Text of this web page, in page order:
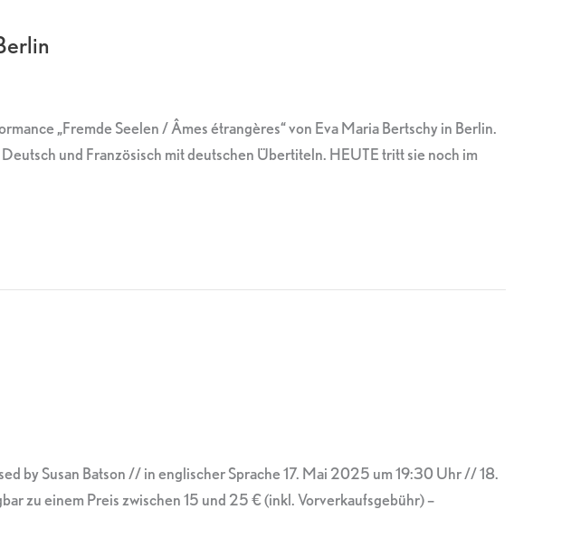
„Fremde Seelen / Âmes étrangères“ von Eva Maria Bertschy in Berlin.
und Französisch mit deutschen Übertiteln. HEUTE tritt sie noch im
by Susan Batson // in englischer Sprache 17. Mai 2025 um 19:30 Uhr // 18.
zu einem Preis zwischen 15 und 25 € (inkl. Vorverkaufsgebühr) –